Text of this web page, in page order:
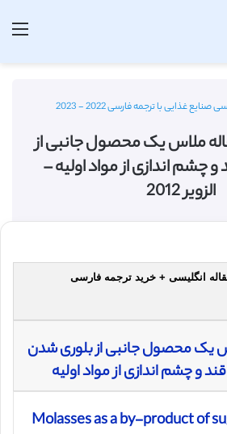
غذایی با ترجمه فارسی 2022 - 2023
ملاس یک محصول جانبی از
چشم اندازی از مواد اولیه –
الزویر 2012
انگلیسی + خرید ترجمه فارسی
یک محصول جانبی از بلوری شدن
قند و چشم اندازی از مواد اولیه
Molasses as a by-product of